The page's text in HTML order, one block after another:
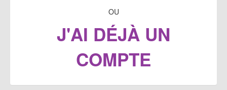
OU
J'AI DÉJÀ UN
COMPTE